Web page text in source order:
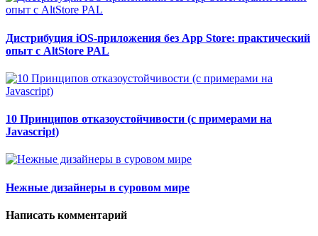
Дистрибуция iOS‑приложения без App Store: практический
опыт с AltStore PAL
10 Принципов отказоустойчивости (с примерами на
Javascript)
Нежные дизайнеры в суровом мире
Написать комментарий